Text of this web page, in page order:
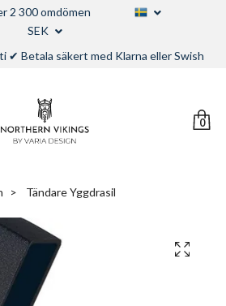
2 300 omdömen
SEK
✔ Betala säkert med Klarna eller Swish
0
Tändare Yggdrasil